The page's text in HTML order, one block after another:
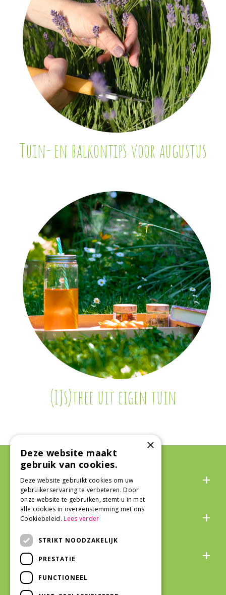
Tuin- en balkontips voor augustus
(IJs)thee uit eigen tuin
Algemeen
Over ons
Snel naar
×
Deze website maakt
gebruik van cookies.
Deze website gebruikt cookies om uw
gebruikerservaring te verbeteren. Door
onze website te gebruiken, stemt u in met
alle cookies in overeenstemming met ons
Cookiebeleid.Lees verder
STRIKT NOODZAKELIJK
PRESTATIE
FUNCTIONEEL